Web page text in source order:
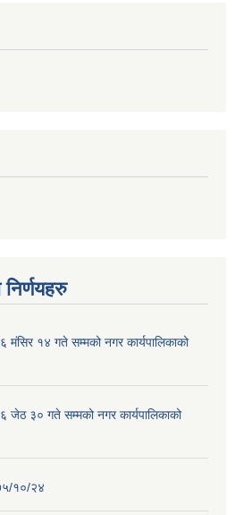
निर्णयहरु
१४ गते सम्मको नगर कार्यपालिकाको
३० गते सम्मको नगर कार्यपालिकाको
१०/२४